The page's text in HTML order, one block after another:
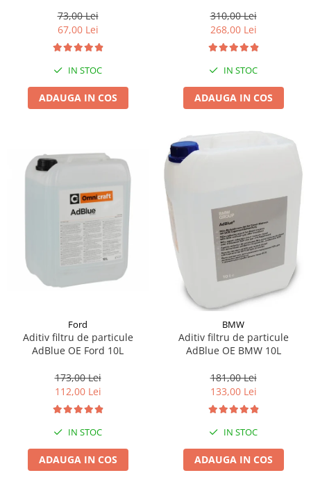
Genti bagaje moto
Suporti si placi prindere
73,00 Lei
67,00 Lei
IN STOC
ADAUGA IN COS
310,00 Lei
268,00 Lei
IN STOC
ADAUGA IN COS
Ford
Aditiv filtru de particule
AdBlue OE Ford 10L
173,00 Lei
112,00 Lei
IN STOC
ADAUGA IN COS
BMW
Aditiv filtru de particule
AdBlue OE BMW 10L
181,00 Lei
133,00 Lei
IN STOC
ADAUGA IN COS